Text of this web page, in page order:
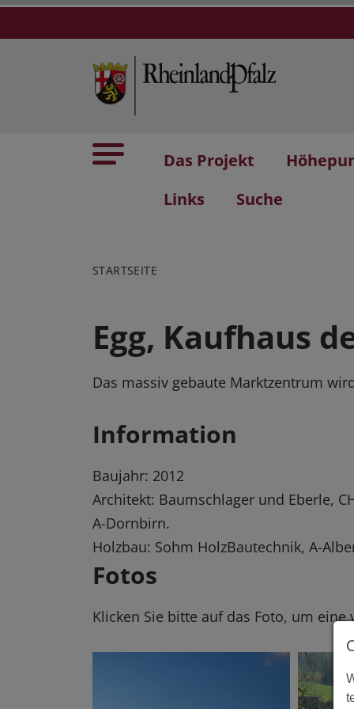
Das Projekt
Links
Suche
STARTSEITE
Egg, Kaufhaus
Das massiv gebaute Marktzentrum
Information
Baujahr: 2012
Architekt: Baumschlager und Eberle,
A-Dornbirn.
Holzbau: Sohm HolzBautechnik, A-
Fotos
Klicken Sie bitte auf das Foto, um